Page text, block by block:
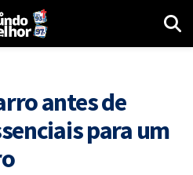
antes de
para um